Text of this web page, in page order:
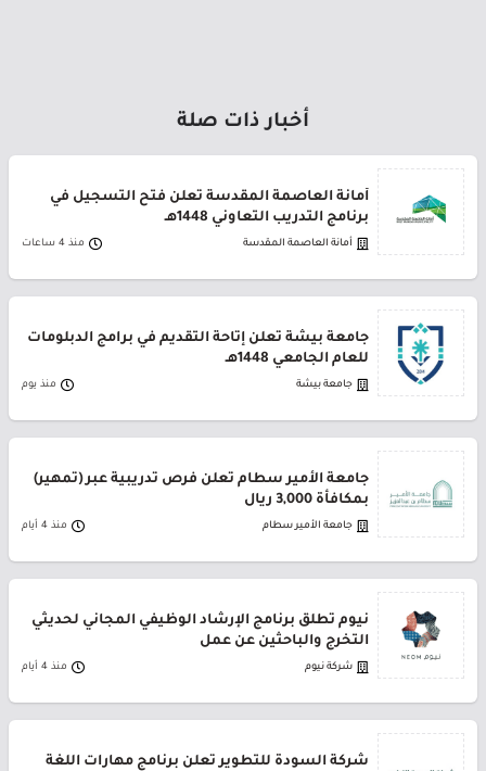
أخبار ذات صلة
أمانة العاصمة المقدسة تعلن فتح التسجيل في
برنامج التدريب التعاوني 1448هـ
أمانة العاصمة المقدسة منذ 4 ساعات
جامعة بيشة تعلن إتاحة التقديم في برامج الدبلومات
للعام الجامعي 1448هـ
جامعة بيشة منذ يوم
جامعة الأمير سطام تعلن فرص تدريبية عبر (تمهير)
بمكافأة 3,000 ريال
جامعة الأمير سطام منذ 4 أيام
نيوم تطلق برنامج الإرشاد الوظيفي المجاني لحديثي
التخرج والباحثين عن عمل
شركة نيوم منذ 4 أيام
شركة السودة للتطوير تعلن برنامج مهارات اللغة